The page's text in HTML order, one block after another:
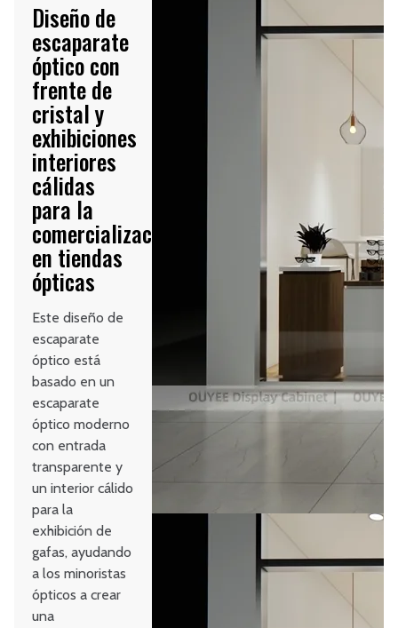
Diseño de
escaparate
óptico con
frente de
cristal y
exhibiciones
interiores
cálidas
para la
comercialización
en tiendas
ópticas
Este diseño de
escaparate
óptico está
basado en un
escaparate
óptico moderno
con entrada
transparente y
un interior cálido
para la
exhibición de
gafas, ayudando
a los minoristas
ópticos a crear
una